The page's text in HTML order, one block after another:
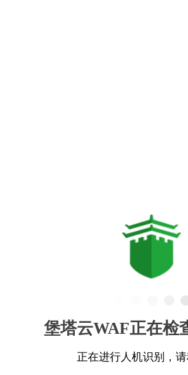
堡塔云WAF正在检
正在进行人机识别，